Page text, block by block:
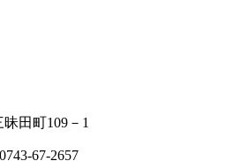
田町109－1
67-2657